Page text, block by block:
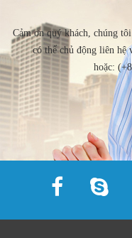
Cảm ơn quý khách, chúng
có thể chủ động liên
hoặc: